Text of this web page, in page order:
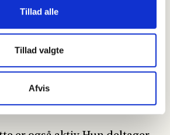
Tillad alle
Tillad valgte
Afvis
det godt, skal man holde
åben over for at møde nye
danser for eksempel
78-årige Hanne og